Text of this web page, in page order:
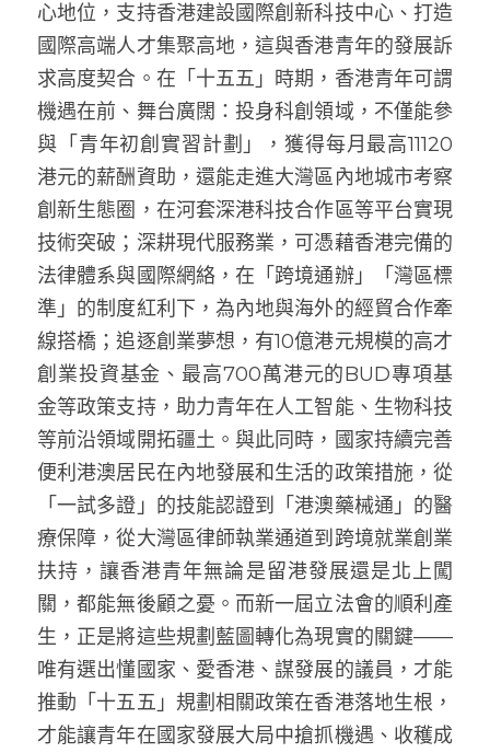
心地位，支持香港建設國際創新科技中心、打造
國際高端人才集聚高地，這與香港青年的發展訴
求高度契合。在「十五五」時期，香港青年可謂
機遇在前、舞台廣闊：投身科創領域，不僅能參
與「青年初創實習計劃」，獲得每月最高11120
港元的薪酬資助，還能走進大灣區內地城市考察
創新生態圈，在河套深港科技合作區等平台實現
技術突破；深耕現代服務業，可憑藉香港完備的
法律體系與國際網絡，在「跨境通辦」「灣區標
準」的制度紅利下，為內地與海外的經貿合作牽
線搭橋；追逐創業夢想，有10億港元規模的高才
創業投資基金、最高700萬港元的BUD專項基
金等政策支持，助力青年在人工智能、生物科技
等前沿領域開拓疆土。與此同時，國家持續完善
便利港澳居民在內地發展和生活的政策措施，從
「一試多證」的技能認證到「港澳藥械通」的醫
療保障，從大灣區律師執業通道到跨境就業創業
扶持，讓香港青年無論是留港發展還是北上闖
關，都能無後顧之憂。而新一屆立法會的順利產
生，正是將這些規劃藍圖轉化為現實的關鍵——
唯有選出懂國家、愛香港、謀發展的議員，才能
推動「十五五」規劃相關政策在香港落地生根，
才能讓青年在國家發展大局中搶抓機遇、收穫成